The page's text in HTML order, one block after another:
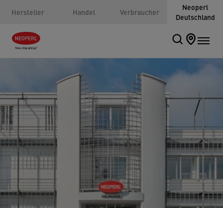
Hersteller Handel Verbraucher
Neoperl
Deutschland